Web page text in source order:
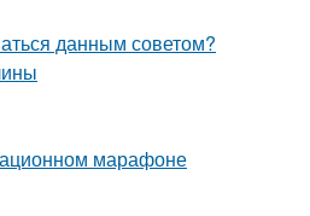
данным советом?
марафоне